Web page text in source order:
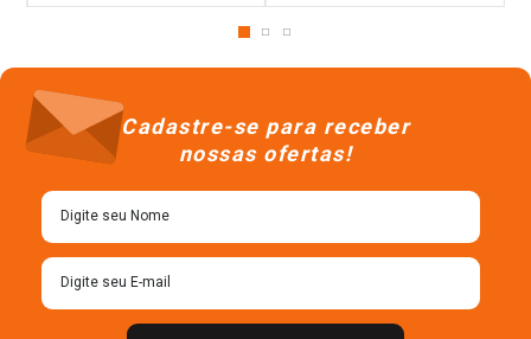
Cadastre-se para receber
nossas ofertas!